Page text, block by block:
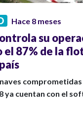
Hace 8 meses
su
el 87% de la
comprometidas
ya cuentan con el